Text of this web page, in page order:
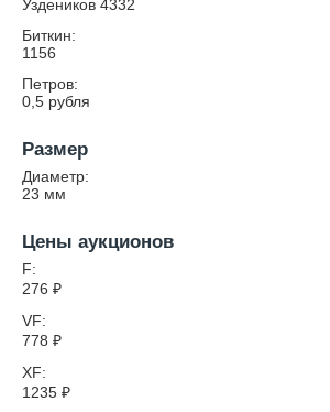
Уздеников 4332
Биткин:
1156
Петров:
0,5 рубля
Размер
Диаметр:
23 мм
Цены аукционов
F:
276 ₽
VF:
778 ₽
XF:
1235 ₽